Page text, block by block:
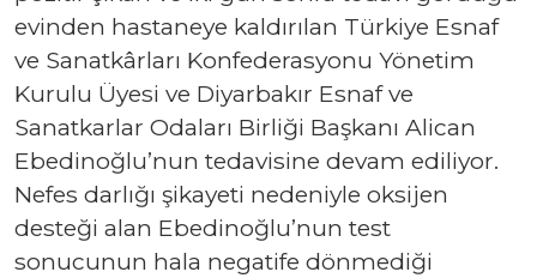
evinden hastaneye kaldırılan Türkiye Esnaf
ve Sanatkârları Konfederasyonu Yönetim
Kurulu Üyesi ve Diyarbakır Esnaf ve
Sanatkarlar Odaları Birliği Başkanı Alican
Ebedinoğlu’nun tedavisine devam ediliyor.
Nefes darlığı şikayeti nedeniyle oksijen
desteği alan Ebedinoğlu’nun test
sonucunun hala negatife dönmediği